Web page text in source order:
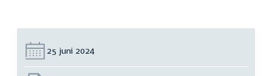
Datum:
25 juni 2024